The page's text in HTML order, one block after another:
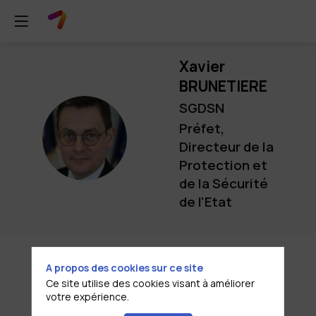
XB
Xavier
BRUNETIERE
SGDSN
Préfet,
Directeur de la
Protection et
de la Sécurité
de l'Etat
Description
Nommé directeur de la protection et de la
A propos des cookies sur ce site
Ce site utilise des cookies visant à améliorer
votre expérience.